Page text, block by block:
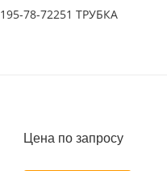
195-78-72251 ТРУБКА
Цена по запросу